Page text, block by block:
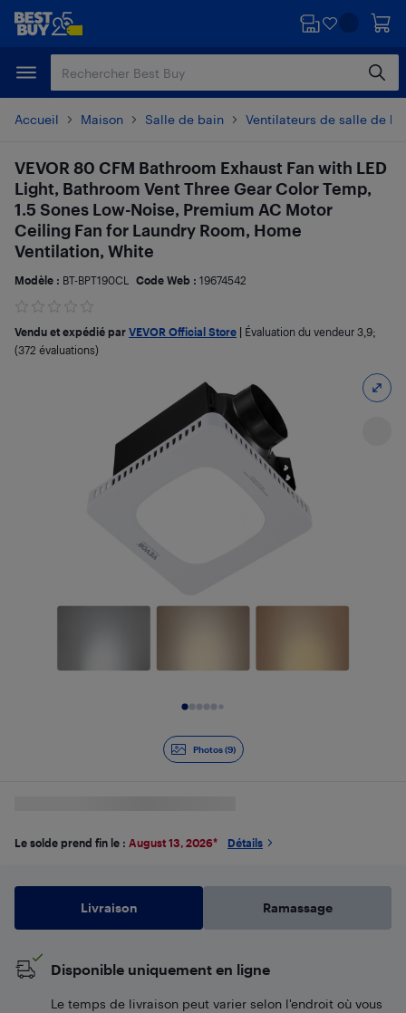
Passer
principal
Passer
Accueil Maison Salle de bain Ventilateurs de salle de
Photos (9)
VEVOR 80 CFM Bathroom Exhaust Fan with LED
Light, Bathroom Vent Three Gear Color Temp,
1.5 Sones Low-Noise, Premium AC Motor
Ceiling Fan for Laundry Room, Home
Ventilation, White
Modèle : BT-BPT190CL Code Web : 19674542
Vendu et expédié par VEVOR Official Store Évaluation du vendeur 3,9;
(372 évaluations)
Le solde prend fin le : August 13, 2026* Détails
Livraison Ramassage
Disponible uniquement en ligne
Le temps de livraison peut varier selon l'endroit où vous